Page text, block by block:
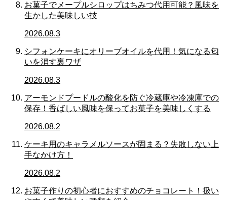
お菓子でメープルシロップはちみつ代用可能？風味を
生かした美味しい技
2026.08.3
シフォンケーキにオリーブオイルを代用！気になる匂
いを消す裏ワザ
2026.08.3
アーモンドプードルの酸化を防ぐ冷蔵庫や冷凍庫での
保存！香ばしい風味を保ってお菓子を美味しくする
2026.08.2
ケーキ用のキャラメルソースが固まる？失敗しない上
手なかけ方！
2026.08.2
お菓子作りの初心者におすすめのチョコレート！扱い